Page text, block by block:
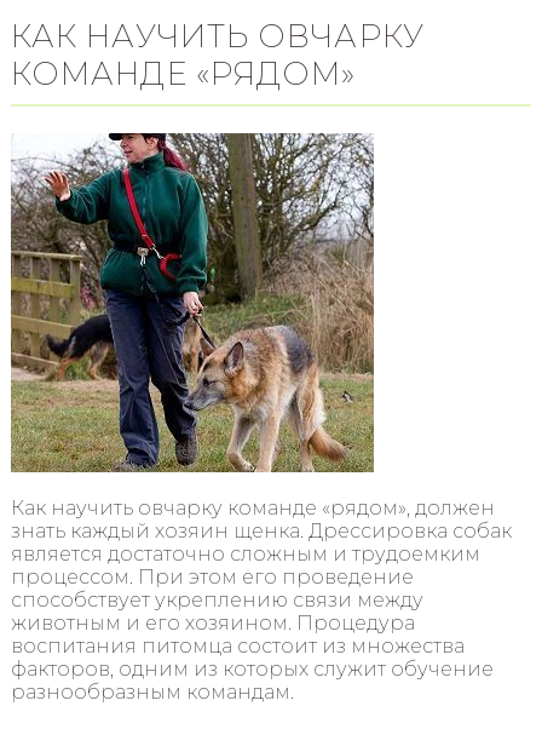
КАК НАУЧИТЬ ОВЧАРКУ
КОМАНДЕ «РЯДОМ»
Как научить овчарку команде «рядом», должен
знать каждый хозяин щенка. Дрессировка собак
является достаточно сложным и трудоемким
процессом. При этом его проведение
способствует укреплению связи между
животным и его хозяином. Процедура
воспитания питомца состоит из множества
факторов, одним из которых служит обучение
разнообразным командам.